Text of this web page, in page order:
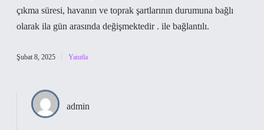
çıkma süresi, havanın ve toprak şartlarının durumuna bağlı
olarak ila gün arasında değişmektedir . ile bağlantılı.
Şubat 8, 2025 Yanıtla
admin